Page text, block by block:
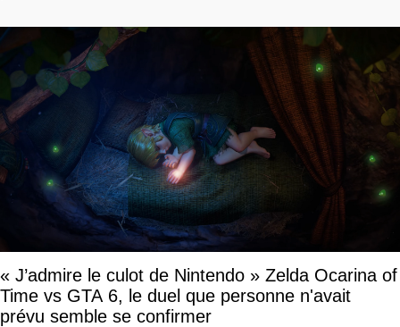
« J’admire le culot de Nintendo » Zelda Ocarina of
Time vs GTA 6, le duel que personne n'avait
prévu semble se confirmer